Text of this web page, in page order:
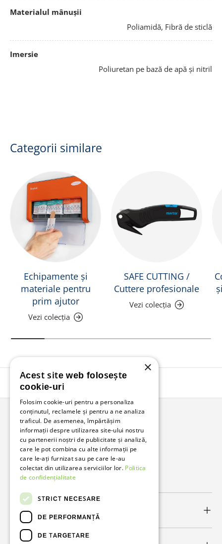
Materialul mânușii
Poliamidă, Fibră de sticlă
Imersie
Poliuretan pe bază de apă și nitril
Categorii similare
Echipamente și
materiale pentru
prim ajutor
Vezi colecția
SAFE CUTTING /
Cuttere profesionale
Vezi colecția
Înapoi în sus
Bunzl Romania
Soluții complete pentru afacerea ta.
FacebookLinkedIn
Link-uri utile
×
Acest site web folosește
cookie-uri
Folosim cookie-uri pentru a personaliza
conținutul, reclamele și pentru a ne analiza
traficul. De asemenea, împărtășim
informații despre utilizarea site-ului nostru
cu partenerii noștri de publicitate și analiză,
care le pot combina cu alte informații pe
care le-ați furnizat sau pe care le-au
colectat din utilizarea serviciilor lor. Politica
de confidențialitate
STRICT NECESARE
DE PERFORMANȚĂ
DE TARGETARE